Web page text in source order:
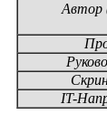
Автор
IT-